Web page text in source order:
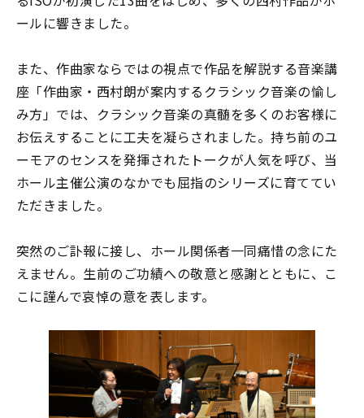
ールに響きました。
また、作曲家ならではの視点で作品を解説する音楽講
座「作曲家・西村朗が案内するクラシック音楽の愉し
み方」では、クラシック音楽の真髄を多くのお客様に
お伝えすることに工夫を凝らされました。持ち前のユ
ーモアのセンスを発揮されたトークが人気を呼び、当
ホール主催公演のなかでも屈指のシリーズに育ててい
ただきました。
突然のご訃報に接し、ホール関係者一同痛惜の念にた
えません。生前のご功績への敬意と感謝とともに、こ
こに謹んで哀悼の意を表します。